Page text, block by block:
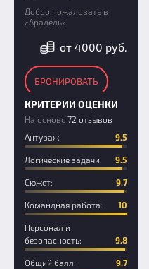
Добро пожаловать в
«Арадель»!
от 4000 руб.
БРОНИРОВАТЬ
КРИТЕРИИ ОЦЕНКИ
На основе 72 отзывов
Антураж:
9.5
Логические задачи: 9.5
Сюжет: 9.7
Командная работа: 10
Персонал и
безопасность:
9.8
Общий балл: 9.7